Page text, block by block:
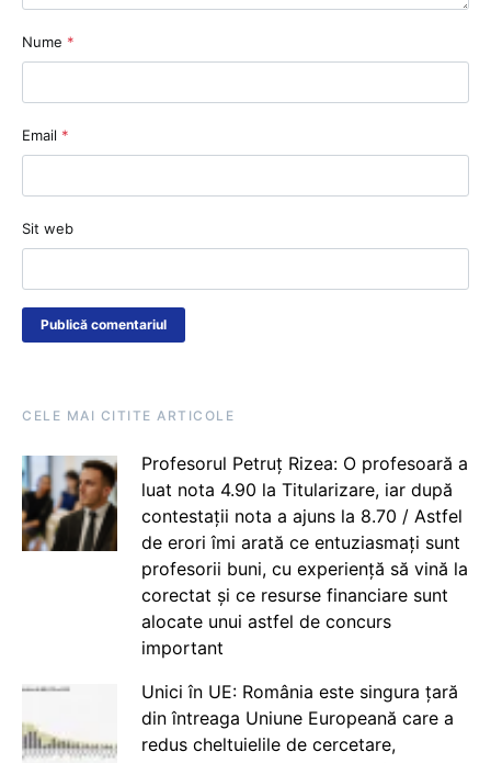
Nume *
Email *
Sit web
CELE MAI CITITE ARTICOLE
Profesorul Petruț Rizea: O profesoară a
luat nota 4.90 la Titularizare, iar după
contestații nota a ajuns la 8.70 / Astfel
de erori îmi arată ce entuziasmați sunt
profesorii buni, cu experiență să vină la
corectat și ce resurse financiare sunt
alocate unui astfel de concurs
important
Unici în UE: România este singura țară
din întreaga Uniune Europeană care a
redus cheltuielile de cercetare,